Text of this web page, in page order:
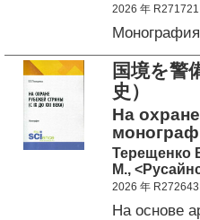
2026 年 R271721
国境を警
史）
На
Терещенко
М.,
2026 年 R272643
На основе